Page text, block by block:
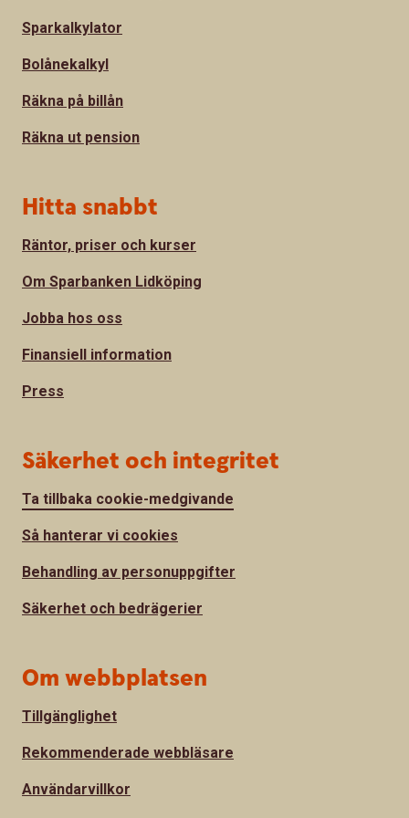
Sparkalkylator
Bolånekalkyl
Räkna på billån
Räkna ut pension
Hitta snabbt
Räntor, priser och kurser
Om Sparbanken Lidköping
Jobba hos oss
Finansiell information
Press
Säkerhet och integritet
Ta tillbaka cookie-medgivande
Så hanterar vi cookies
Behandling av personuppgifter
Säkerhet och bedrägerier
Om webbplatsen
Tillgänglighet
Rekommenderade webbläsare
Användarvillkor